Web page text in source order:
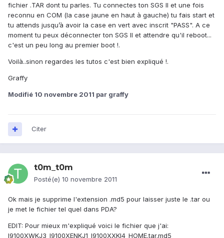
fichier .TAR dont tu parles. Tu connectes ton SGS II et une fois
reconnu en COM (la case jaune en haut à gauche) tu fais start et
tu attends jusqu’à avoir la case en vert avec inscrit "PASS". A ce
moment tu peux déconnecter ton SGS II et attendre qu'il reboot...
c'est un peu long au premier boot !.
Voilà..sinon regardes les tutos c'est bien expliqué !.
Graffy
Modifié 10 novembre 2011 par graffy
Citer
t0m_t0m
Posté(e) 10 novembre 2011
Ok mais je supprime l'extension .md5 pour laisser juste le .tar ou
je met le fichier tel quel dans PDA?
EDIT: Pour mieux m'expliqué voici le fichier que j'ai:
I9100XWKJ3_I9100XENKJ1_I9100XXKI4_HOME.tar.md5